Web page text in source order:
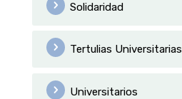
Solidaridad
Tertulias Universitarias
Universitarios